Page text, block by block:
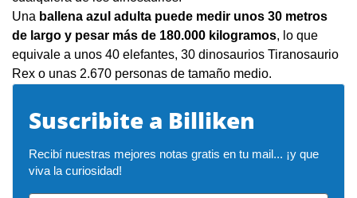
Una ballena azul adulta puede medir unos 30 metros
de largo y pesar más de 180.000 kilogramos, lo que
equivale a unos 40 elefantes, 30 dinosaurios Tiranosaurio
Rex o unas 2.670 personas de tamaño medio.
Suscribite a Billiken
Recibí nuestras mejores notas gratis en tu mail... ¡y que
viva la curiosidad!